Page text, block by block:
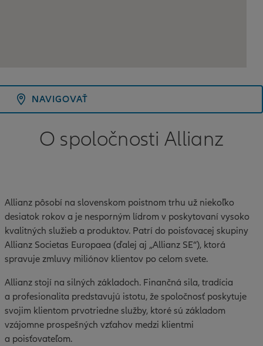
NAVIGOVAŤ
O spoločnosti Allianz
Allianz pôsobí na slovenskom poistnom trhu už niekoľko
desiatok rokov a je nesporným lídrom v poskytovaní vysoko
kvalitných služieb a produktov. Patrí do poisťovacej skupiny
Allianz Societas Europaea (ďalej aj „Allianz SE“), ktorá
spravuje zmluvy miliónov klientov po celom svete.
Allianz stojí na silných základoch. Finančná sila, tradícia
a profesionalita predstavujú istotu, že spoločnosť poskytuje
svojim klientom prvotriedne služby, ktoré sú základom
vzájomne prospešných vzťahov medzi klientmi
a poisťovateľom.